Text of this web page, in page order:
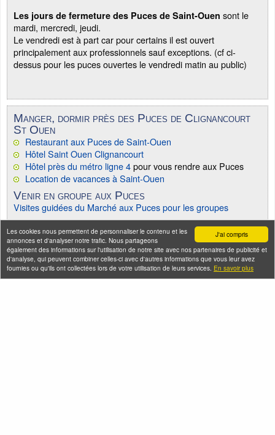
J'ai compris
Les cookies nous permettent de personnaliser le contenu et les
annonces et d'analyser notre trafic. Nous partageons
également des informations sur l'utilisation de notre site avec nos partenaires de publicité et
d'analyse, qui peuvent combiner celles-ci avec d'autres informations que vous leur avez
fournies ou qu'ils ont collectées lors de votre utilisation de leurs services. En savoir plus
Les jours de fermeture des Puces de Saint-Ouen sont le
mardi, mercredi, jeudi.
Le vendredi est à part car pour certains il est ouvert
principalement aux professionnels sauf exceptions. (cf ci-
dessus pour les puces ouvertes le vendredi matin au public)
Manger, dormir près des Puces de Clignancourt
St Ouen
Restaurant aux Puces de Saint-Ouen
Hôtel Saint Ouen Clignancourt
Hôtel près du métro ligne 4pour vous rendre aux Puces
Location de vacances à Saint-Ouen
Venir en groupe aux Puces
Visites guidées du Marché aux Puces pour les groupes
Visiter les Puces
Street art à Saint-Ouen